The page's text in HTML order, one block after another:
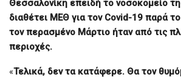
Θεσσαλονίκη επειδή το νοσοκομείο
διαθέτει ΜΕΘ για τον Covid-19 παρά
τον περασμένο Μάρτιο ήταν από τις
περιοχές.
«Τελικά, δεν τα κατάφερε. Θα τον